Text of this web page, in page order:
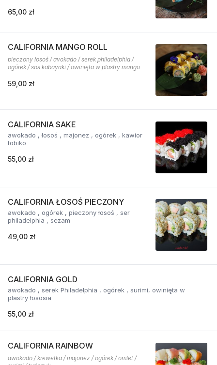
65,00 zł
CALIFORNIA MANGO ROLL
pieczony łosoś / avokado / serek philadelphia /
ogórek / sos kabayaki / owinięta w plastry mango
59,00 zł
CALIFORNIA SAKE
awokado , łosoś , majonez , ogórek , kawior
tobiko
55,00 zł
CALIFORNIA ŁOSOŚ PIECZONY
awokado , ogórek , pieczony łosoś , ser
philadelphia , sezam
49,00 zł
CALIFORNIA GOLD
awokado , serek Philadelphia , ogórek , surimi, owinięta w
plastry łososia
55,00 zł
CALIFORNIA RAINBOW
awokado / krewetka / majonez / ogórek / omlet /